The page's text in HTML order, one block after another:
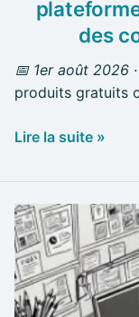
des
📅 1er août 2026 ·
produits gratuits
colis
Lire la suite »
Économies
pour
les
étudiants
: